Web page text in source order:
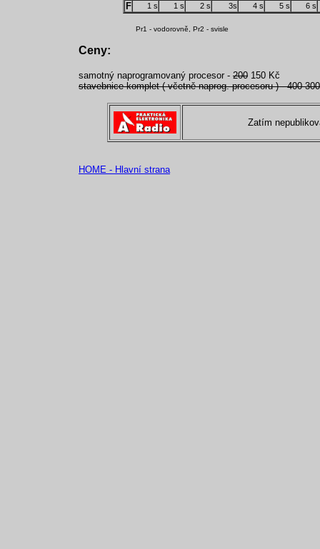
F 1 s 1 s 2 s 3s 4 s 5 s 6 s
Pr1 - vodorovně, Pr2 - svisle
Ceny:
samotný naprogramovaný procesor - 200 150 Kč
stavebnice komplet ( včetně naprog. procesoru ) - 400
Zatím
HOME - Hlavní strana